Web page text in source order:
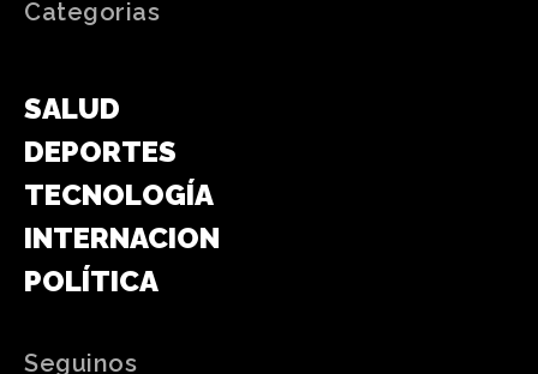
Categorias
SALUD
DEPORTES
TECNOLOGÍA
INTERNACIONAL
POLÍTICA
Seguinos